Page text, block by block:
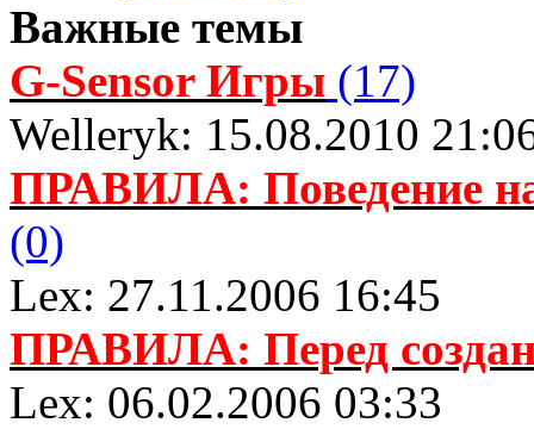
Важные темы
G-Sensor Игры (17)
Welleryk: 15.08.2010
ПРАВИЛА: Поведение
(0)
Lex: 27.11.2006 16:45
ПРАВИЛА: Перед
Lex: 06.02.2006 03:33